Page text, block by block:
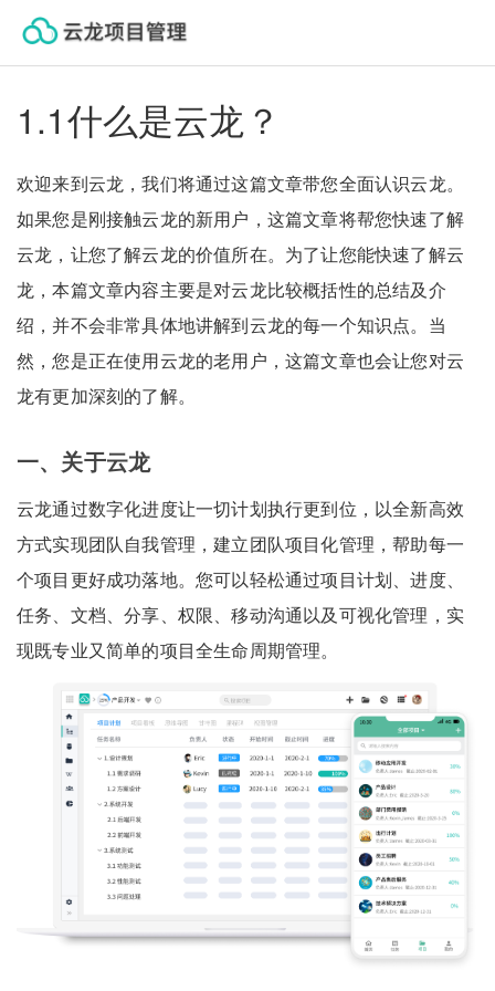
1.1什么是云龙？
欢迎来到云龙，我们将通过这篇文章带您全面认识云龙。
如果您是刚接触云龙的新用户，这篇文章将帮您快速了解
云龙，让您了解云龙的价值所在。为了让您能快速了解云
龙，本篇文章内容主要是对云龙比较概括性的总结及介
绍，并不会非常具体地讲解到云龙的每一个知识点。当
然，您是正在使用云龙的老用户，这篇文章也会让您对云
龙有更加深刻的了解。
一、关于云龙
云龙通过数字化进度让一切计划执行更到位，以全新高效
方式实现团队自我管理，建立团队项目化管理，帮助每一
个项目更好成功落地。您可以轻松通过项目计划、进度、
任务、文档、分享、权限、移动沟通以及可视化管理，实
现既专业又简单的项目全生命周期管理。